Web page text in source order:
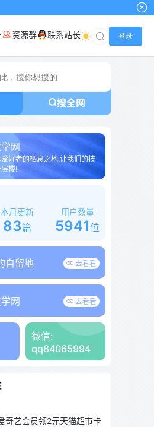
资源群 联系站长 登录
搜全网
网
爱好者的栖息之地,让我们的技
楼!
本月更新
83篇
用户数量
5941位
自留地 去看看
网 去看看
微信:
qq84065994
奇艺会员领2元天猫超市卡